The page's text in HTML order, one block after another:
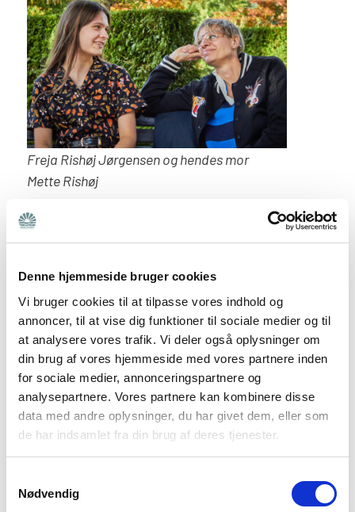
Denne hjemmeside bruger cookies
Vi bruger cookies til at tilpasse vores indhold og
annoncer, til at vise dig funktioner til sociale medier og til
at analysere vores trafik. Vi deler også oplysninger om
din brug af vores hjemmeside med vores partnere inden
for sociale medier, annonceringspartnere og
analysepartnere. Vores partnere kan kombinere disse
data med andre oplysninger, du har givet dem, eller som
de har indsamlet fra din brug af deres tjenester.
Nødvendig
Freja Rishøj Jørgensen og hendes mor
Mette Rishøj
En gruppe for unge med særlige
Jørgensen ind i en gruppe for unge med særlige
forudsætninger.
“Vi var fire unge, der mødtes en gang om ugen. Det var
så godt. De andre lignede mig ret meget, og for en
gangs skyld følte jeg mig ikke anderledes. De andre
var super søde. Vi spillede spil, spiste kage
og hang bare ud med hinanden. Der var ingen larm
ligesom i en almindelig skoleklasse. Jeg ved faktisk
ikke, om de også havde diagnoser, for det var ikke